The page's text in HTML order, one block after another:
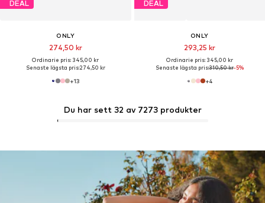
DEAL
ONLY
274,50 kr
Ordinarie pris: 345,00 kr
Senaste lägsta pris:274,50 kr
+13
DEAL
ONLY
293,25 kr
Ordinarie pris: 345,00 kr
Senaste lägsta pris:310,50 kr-5%
+4
Du har sett 32 av 7273 produkter